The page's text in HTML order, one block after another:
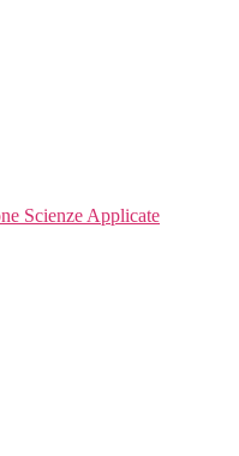
Scienze Applicate